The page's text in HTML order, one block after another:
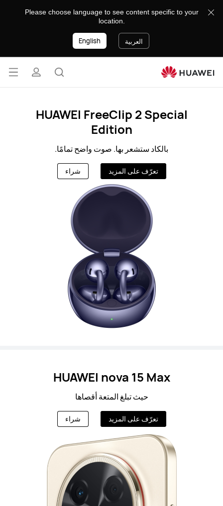
AR
Please choose language to see content specific to your
location.
العربية English
تعريفي
فتح
HUAWEI FreeClip 2 Special
Edition
بالكاد ستشعر بها. صوت واضح تمامًا.
تعرّف على المزيد شراء
HUAWEI nova 15 Max
حيث تبلغ المتعة أقصاها
تعرّف على المزيد شراء